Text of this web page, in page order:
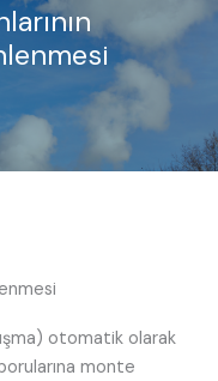
otomatik olarak
monte